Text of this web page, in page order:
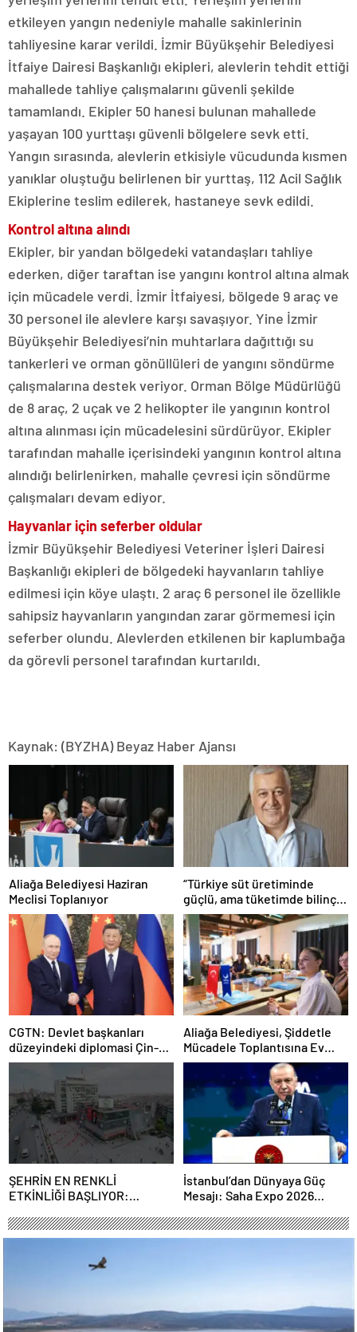
etkileyen yangın nedeniyle mahalle sakinlerinin
tahliyesine karar verildi. İzmir Büyükşehir Belediyesi
İtfaiye Dairesi Başkanlığı ekipleri, alevlerin tehdit ettiği
mahallede tahliye çalışmalarını güvenli şekilde
tamamlandı. Ekipler 50 hanesi bulunan mahallede
yaşayan 100 yurttaşı güvenli bölgelere sevk etti.
Yangın sırasında, alevlerin etkisiyle vücudunda kısmen
yanıklar oluştuğu belirlenen bir yurttaş, 112 Acil Sağlık
Ekiplerine teslim edilerek, hastaneye sevk edildi.
Kontrol altına alındı
Ekipler, bir yandan bölgedeki vatandaşları tahliye
ederken, diğer taraftan ise yangını kontrol altına almak
için mücadele verdi. İzmir İtfaiyesi, bölgede 9 araç ve
30 personel ile alevlere karşı savaşıyor. Yine İzmir
Büyükşehir Belediyesi’nin muhtarlara dağıttığı su
tankerleri ve orman gönüllüleri de yangını söndürme
çalışmalarına destek veriyor. Orman Bölge Müdürlüğü
de 8 araç, 2 uçak ve 2 helikopter ile yangının kontrol
altına alınması için mücadelesini sürdürüyor. Ekipler
tarafından mahalle içerisindeki yangının kontrol altına
alındığı belirlenirken, mahalle çevresi için söndürme
çalışmaları devam ediyor.
Hayvanlar için seferber oldular
İzmir Büyükşehir Belediyesi Veteriner İşleri Dairesi
Başkanlığı ekipleri de bölgedeki hayvanların tahliye
edilmesi için köye ulaştı. 2 araç 6 personel ile özellikle
sahipsiz hayvanların yangından zarar görmemesi için
seferber olundu. Alevlerden etkilenen bir kaplumbağa
da görevli personel tarafından kurtarıldı.
Kaynak: (BYZHA) Beyaz Haber Ajansı
Aliağa Belediyesi Haziran
Meclisi Toplanıyor
“Türkiye süt üretiminde
güçlü, ama tüketimde bilinç
şart”
CGTN: Devlet başkanları
düzeyindeki diplomasi Çin-
Rusya arasındaki büyüyen
ortaklığı güçlendiriyor
Aliağa Belediyesi, Şiddetle
Mücadele Toplantısına Ev
Sahipliği Yaptı
ŞEHRİN EN RENKLİ
ETKİNLİĞİ BAŞLIYOR:
FESTİVALİ” HEYECANI
GAZİOSMANPAŞA’DA
İstanbul’dan Dünyaya Güç
Mesajı: Saha Expo 2026